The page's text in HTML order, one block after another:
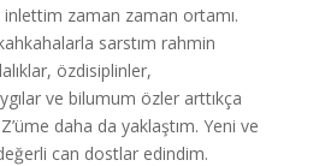
inlettim zaman zaman ortamı.
sarstım rahmin
özdisiplinler,
ve bilumum özler arttıkça
daha da yaklaştım. Yeni ve
can dostlar edindim.